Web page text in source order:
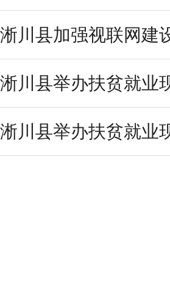
淅川县加强视联网建
淅川县举办扶贫就业
淅川县举办扶贫就业